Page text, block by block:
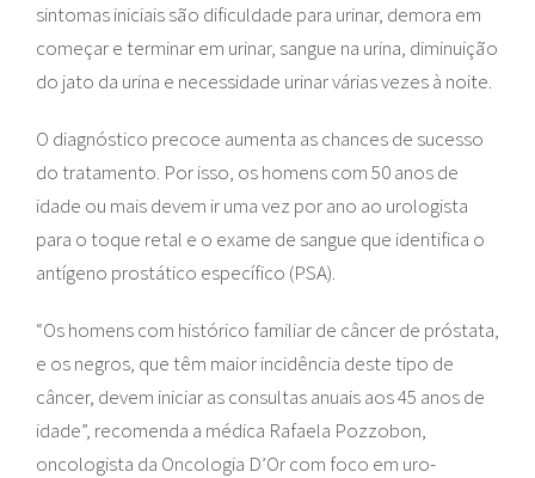
sintomas iniciais são dificuldade para urinar, demora em
começar e terminar em urinar, sangue na urina, diminuição
do jato da urina e necessidade urinar várias vezes à noite.
O diagnóstico precoce aumenta as chances de sucesso
do tratamento. Por isso, os homens com 50 anos de
idade ou mais devem ir uma vez por ano ao urologista
para o toque retal e o exame de sangue que identifica o
antígeno prostático específico (PSA).
“Os homens com histórico familiar de câncer de próstata,
e os negros, que têm maior incidência deste tipo de
câncer, devem iniciar as consultas anuais aos 45 anos de
idade”, recomenda a médica Rafaela Pozzobon,
oncologista da Oncologia D’Or com foco em uro-